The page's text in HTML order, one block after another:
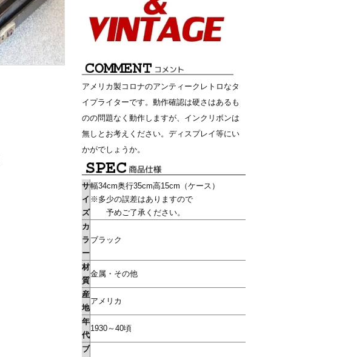
アメリカ製コロナのアンティークレトロなタ
イプライターです。動作確認は硬さはあるも
のの問題なく動作しますが、インクリボンは
無しとお考えください。ディスプレイ等にい
かがでしょうか。
サ
イ
ズ
幅34cm奥行35cm高15cm（ケース）
※多少の誤差はありますので
予めご了承ください。
カ
ラ
ー
ブラック
材
質
金属・その他
産
地
アメリカ
年
代
1930～40頃
ブ